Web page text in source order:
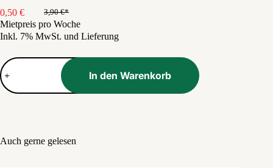
3,90€
Ursprünglicher
Preis
war:
0,50 €
Aktueller
Preis
ist:
Mietpreis pro Woche
Inkl. 7% MwSt. und Lieferung
Cosmopolitan
Pocket
Menge
In den Warenkorb
Auch gerne gelesen